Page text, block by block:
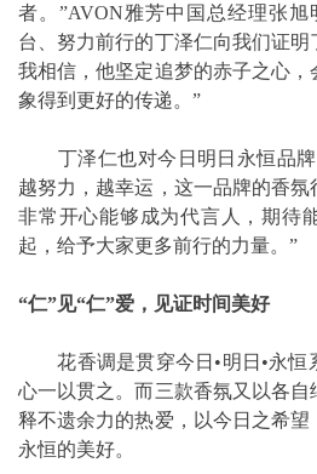
者。”AVON雅芳中国总经理张
台、努力前行的丁泽仁向我们证明
我相信，他坚定追梦的赤子之心
象得到更好的传递。”
丁泽仁也对今日明日永恒品牌
越努力，越幸运，这一品牌的香
非常开心能够成为代言人，期待
起，给予大家更多前行的力量。”
“仁”见“仁”爱，见证时间美好
花香调是贯穿今日•明日•永恒
心一以贯之。而三款香氛又以各
释不遗余力的热爱，以今日之希
永恒的美好。